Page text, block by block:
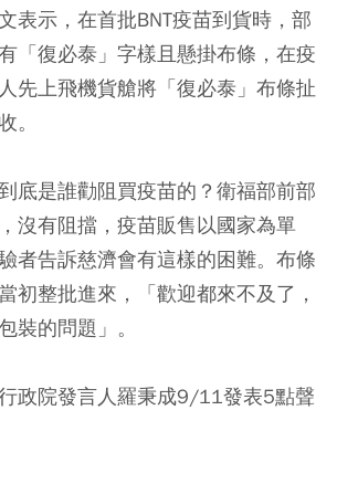
表示，在首批BNT疫苗到貨時，部
「復必泰」字樣且懸掛布條，在疫
先上飛機貨艙將「復必泰」布條扯
。
底是誰勸阻買疫苗的？衛福部前部
沒有阻擋，疫苗販售以國家為單
者告訴慈濟會有這樣的困難。布條
初整批進來，「歡迎都來不及了，
裝的問題」。
政院發言人羅秉成9/11發表5點聲